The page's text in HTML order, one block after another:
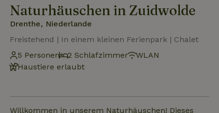
Naturhäuschen in Zuidwolde
Drenthe, Niederlande
Freistehend | In einem kleinen Ferienpark | Chalet
5 Personen
2 Schlafzimmer
WLAN
Haustiere erlaubt
Willkommen in unserem Naturhäuschen! Dieses